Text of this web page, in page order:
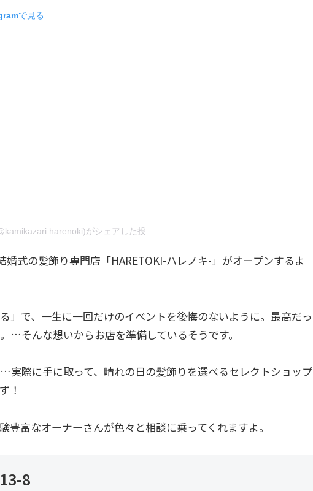
で見る
がシェアした投稿
式の髪飾り専門店「HARETOKI-ハレノキ-」がオープンするよ
」で、一生に一回だけのイベントを後悔のないように。最高だっ
…そんな想いからお店を準備しているそうです。
実際に手に取って、晴れの日の髪飾りを選べるセレクトショップ
！
豊富なオーナーさんが色々と相談に乗ってくれますよ。
8